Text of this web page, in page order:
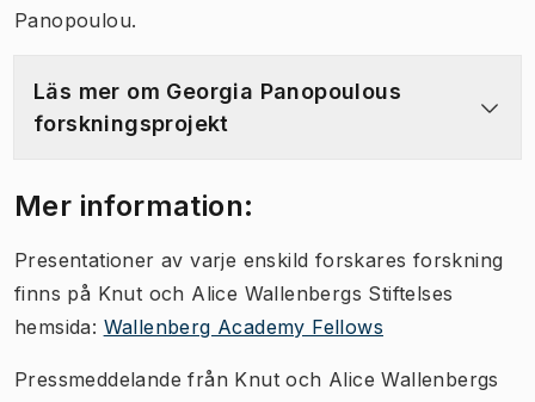
Panopoulou.
Läs mer om Georgia Panopoulous
forskningsprojekt
Mer information:
Presentationer av varje enskild forskares forskning
finns på Knut och Alice Wallenbergs Stiftelses
hemsida: Wallenberg Academy Fellows
Pressmeddelande från Knut och Alice Wallenbergs